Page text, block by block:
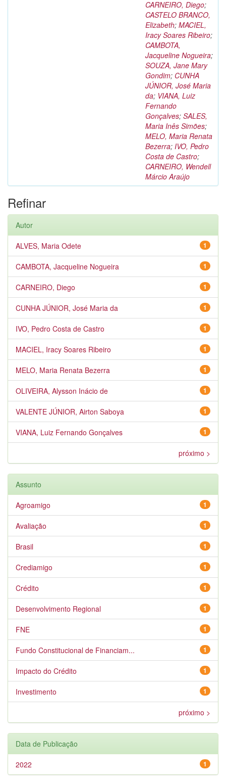
CARNEIRO, Diego;
CASTELO BRANCO,
Elizabeth; MACIEL,
Iracy Soares Ribeiro;
CAMBOTA,
Jacqueline Nogueira;
SOUZA, Jane Mary
Gondim; CUNHA
JÚNIOR, José Maria
da; VIANA, Luiz
Fernando
Gonçalves; SALES,
Maria Inês Simões;
MELO, Maria Renata
Bezerra; IVO, Pedro
Costa de Castro;
CARNEIRO, Wendell
Márcio Araújo
Refinar
Autor
1
ALVES, Maria Odete
1
CAMBOTA, Jacqueline Nogueira
1
CARNEIRO, Diego
1
CUNHA JÚNIOR, José Maria da
1
IVO, Pedro Costa de Castro
1
MACIEL, Iracy Soares Ribeiro
1
MELO, Maria Renata Bezerra
1
OLIVEIRA, Alysson Inácio de
1
VALENTE JÚNIOR, Airton Saboya
1
VIANA, Luiz Fernando Gonçalves
próximo >
Assunto
1
Agroamigo
1
Avaliação
1
Brasil
1
Crediamigo
1
Crédito
1
Desenvolvimento Regional
1
FNE
1
Fundo Constitucional de Financiam...
1
Impacto do Crédito
1
Investimento
próximo >
Data de Publicação
1
2022